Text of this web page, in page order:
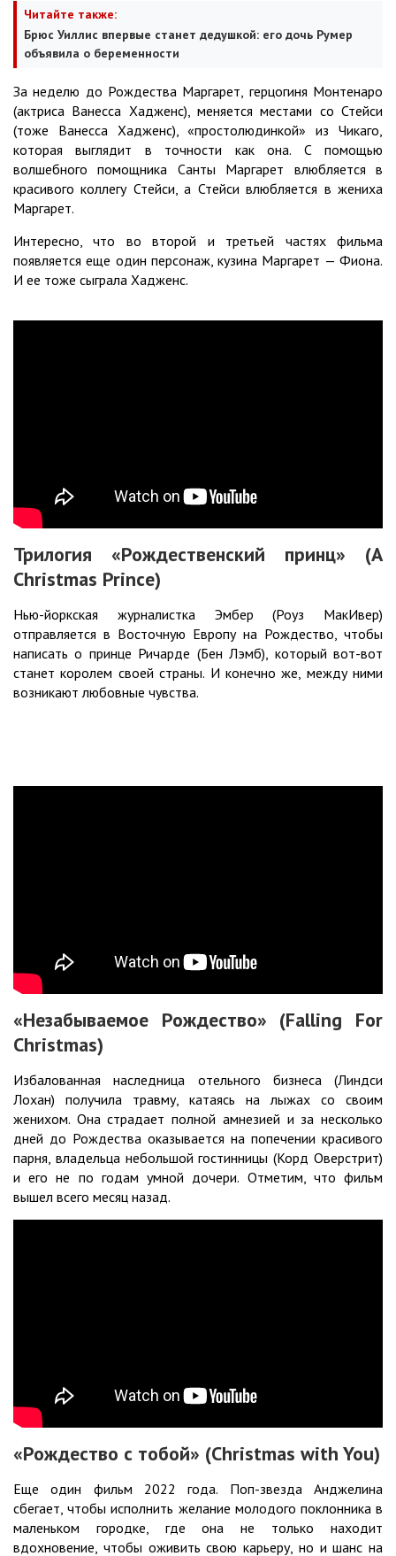
Читайте также:
Брюс Уиллис впервые станет дедушкой: его дочь Румер
объявила о беременности
За неделю до Рождества Маргарет, герцогиня Монтенаро
(актриса Ванесса Хадженс), меняется местами со Стейси
(тоже Ванесса Хадженс), «простолюдинкой» из Чикаго,
которая выглядит в точности как она. С помощью
волшебного помощника Санты Маргарет влюбляется в
красивого коллегу Стейси, а Стейси влюбляется в жениха
Маргарет.
Интересно, что во второй и третьей частях фильма
появляется еще один персонаж, кузина Маргарет — Фиона.
И ее тоже сыграла Хадженс.
Трилогия «Рождественский принц» (A
Christmas Prince)
Нью-йоркская журналистка Эмбер (Роуз МакИвер)
отправляется в Восточную Европу на Рождество, чтобы
написать о принце Ричарде (Бен Лэмб), который вот-вот
станет королем своей страны. И конечно же, между ними
возникают любовные чувства.
«Незабываемое Рождество» (Falling For
Christmas)
Избалованная наследница отельного бизнеса (Линдси
Лохан) получила травму, катаясь на лыжах со своим
женихом. Она страдает полной амнезией и за несколько
дней до Рождества оказывается на попечении красивого
парня, владельца небольшой гостинницы (Корд Оверстрит)
и его не по годам умной дочери. Отметим, что фильм
вышел всего месяц назад.
«Рождество с тобой» (Christmas with You)
Еще один фильм 2022 года. Поп-звезда Анджелина
сбегает, чтобы исполнить желание молодого поклонника в
маленьком городке, где она не только находит
вдохновение, чтобы оживить свою карьеру, но и шанс на